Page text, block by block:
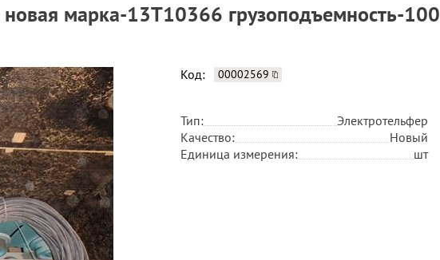
марка-13T10366 грузоподъемность-
Код: 00002569
Тип:
Электротельфер
Качество:
Новый
Единица измерения:
шт